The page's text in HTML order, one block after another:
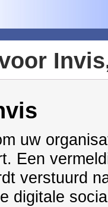
uw
Een
verstuurd
digitale